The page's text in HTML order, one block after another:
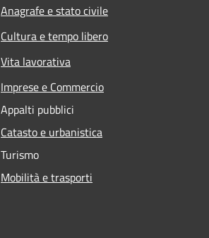
Anagrafe e stato civile
Cultura e tempo libero
Vita lavorativa
Imprese e Commercio
Appalti pubblici
Catasto e urbanistica
Turismo
Mobilità e trasporti